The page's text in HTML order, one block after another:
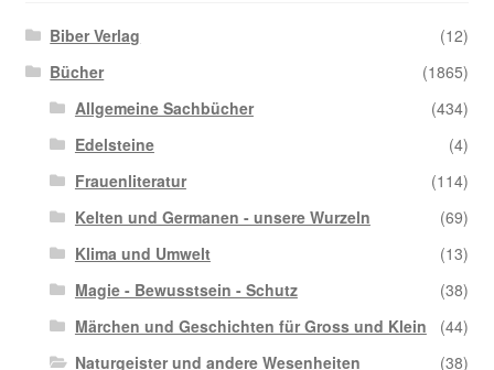
Biber Verlag
(12)
Bücher
(1865)
Allgemeine Sachbücher
(434)
Edelsteine
(4)
Frauenliteratur
(114)
Kelten und Germanen - unsere Wurzeln
(69)
Klima und Umwelt
(13)
Magie - Bewusstsein - Schutz
(38)
Märchen und Geschichten für Gross und Klein
(44)
Naturgeister und andere Wesenheiten
(38)